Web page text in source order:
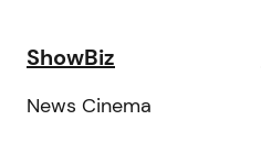
ShowBiz
News Cinema